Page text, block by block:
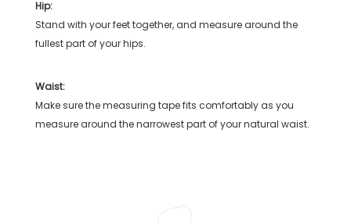
Hip:
Stand with your feet together, and measure around the
fullest part of your hips.
Waist:
Make sure the measuring tape fits comfortably as you
measure around the narrowest part of your natural waist.